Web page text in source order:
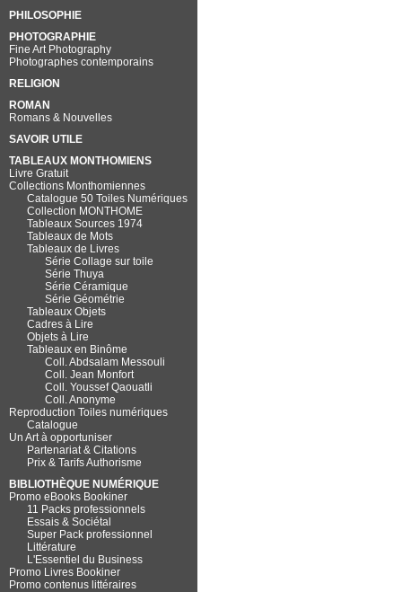
PHILOSOPHIE
PHOTOGRAPHIE
Fine Art Photography
Photographes contemporains
RELIGION
ROMAN
Romans & Nouvelles
SAVOIR UTILE
TABLEAUX MONTHOMIENS
Livre Gratuit
Collections Monthomiennes
Catalogue 50 Toiles Numériques
Collection MONTHOME
Tableaux Sources 1974
Tableaux de Mots
Tableaux de Livres
Série Collage sur toile
Série Thuya
Série Céramique
Série Géométrie
Tableaux Objets
Cadres à Lire
Objets à Lire
Tableaux en Binôme
Coll. Abdsalam Messouli
Coll. Jean Monfort
Coll. Youssef Qaouatli
Coll. Anonyme
Reproduction Toiles numériques
Catalogue
Un Art à opportuniser
Partenariat & Citations
Prix & Tarifs Authorisme
BIBLIOTHÈQUE NUMÉRIQUE
Promo eBooks Bookiner
11 Packs professionnels
Essais & Sociétal
Super Pack professionnel
Littérature
L'Essentiel du Business
Promo Livres Bookiner
Promo contenus littéraires